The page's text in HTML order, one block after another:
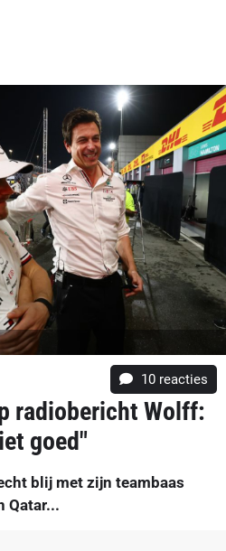
10 reacties
radiobericht Wolff:
goed"
blij met zijn teambaas
Qatar...